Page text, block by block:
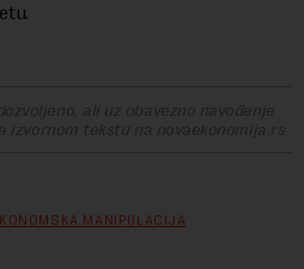
ali uz obavezno navođenje
tekstu na novaekonomija.rs
MANIPULACIJA